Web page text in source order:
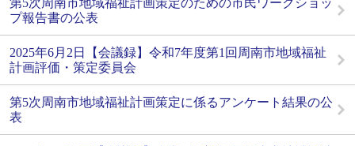
プ報告書の公表
2025年6月2日【会議録】令和7年度第1回周南市地域福祉
計画評価・策定委員会
第5次周南市地域福祉計画策定に係るアンケート結果の公
表